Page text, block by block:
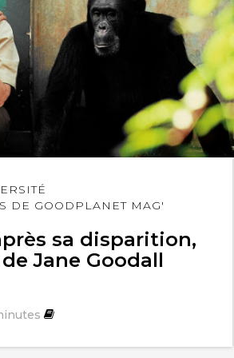
DE GOODPLANET MAG'
sa disparition,
Jane Goodall